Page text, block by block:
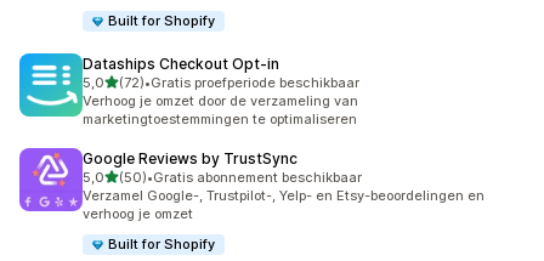
Built for Shopify
Dataships Checkout Opt‑in
5,0van 5 sterren
(72)
72 recensies in totaal
•Gratis proefperiode beschikbaar
Verhoog je omzet door de verzameling van
marketingtoestemmingen te optimaliseren
Google Reviews by TrustSync
5,0van 5 sterren
(50)
50 recensies in totaal
•Gratis abonnement beschikbaar
Verzamel Google-, Trustpilot-, Yelp- en Etsy-beoordelingen en
verhoog je omzet
Built for Shopify